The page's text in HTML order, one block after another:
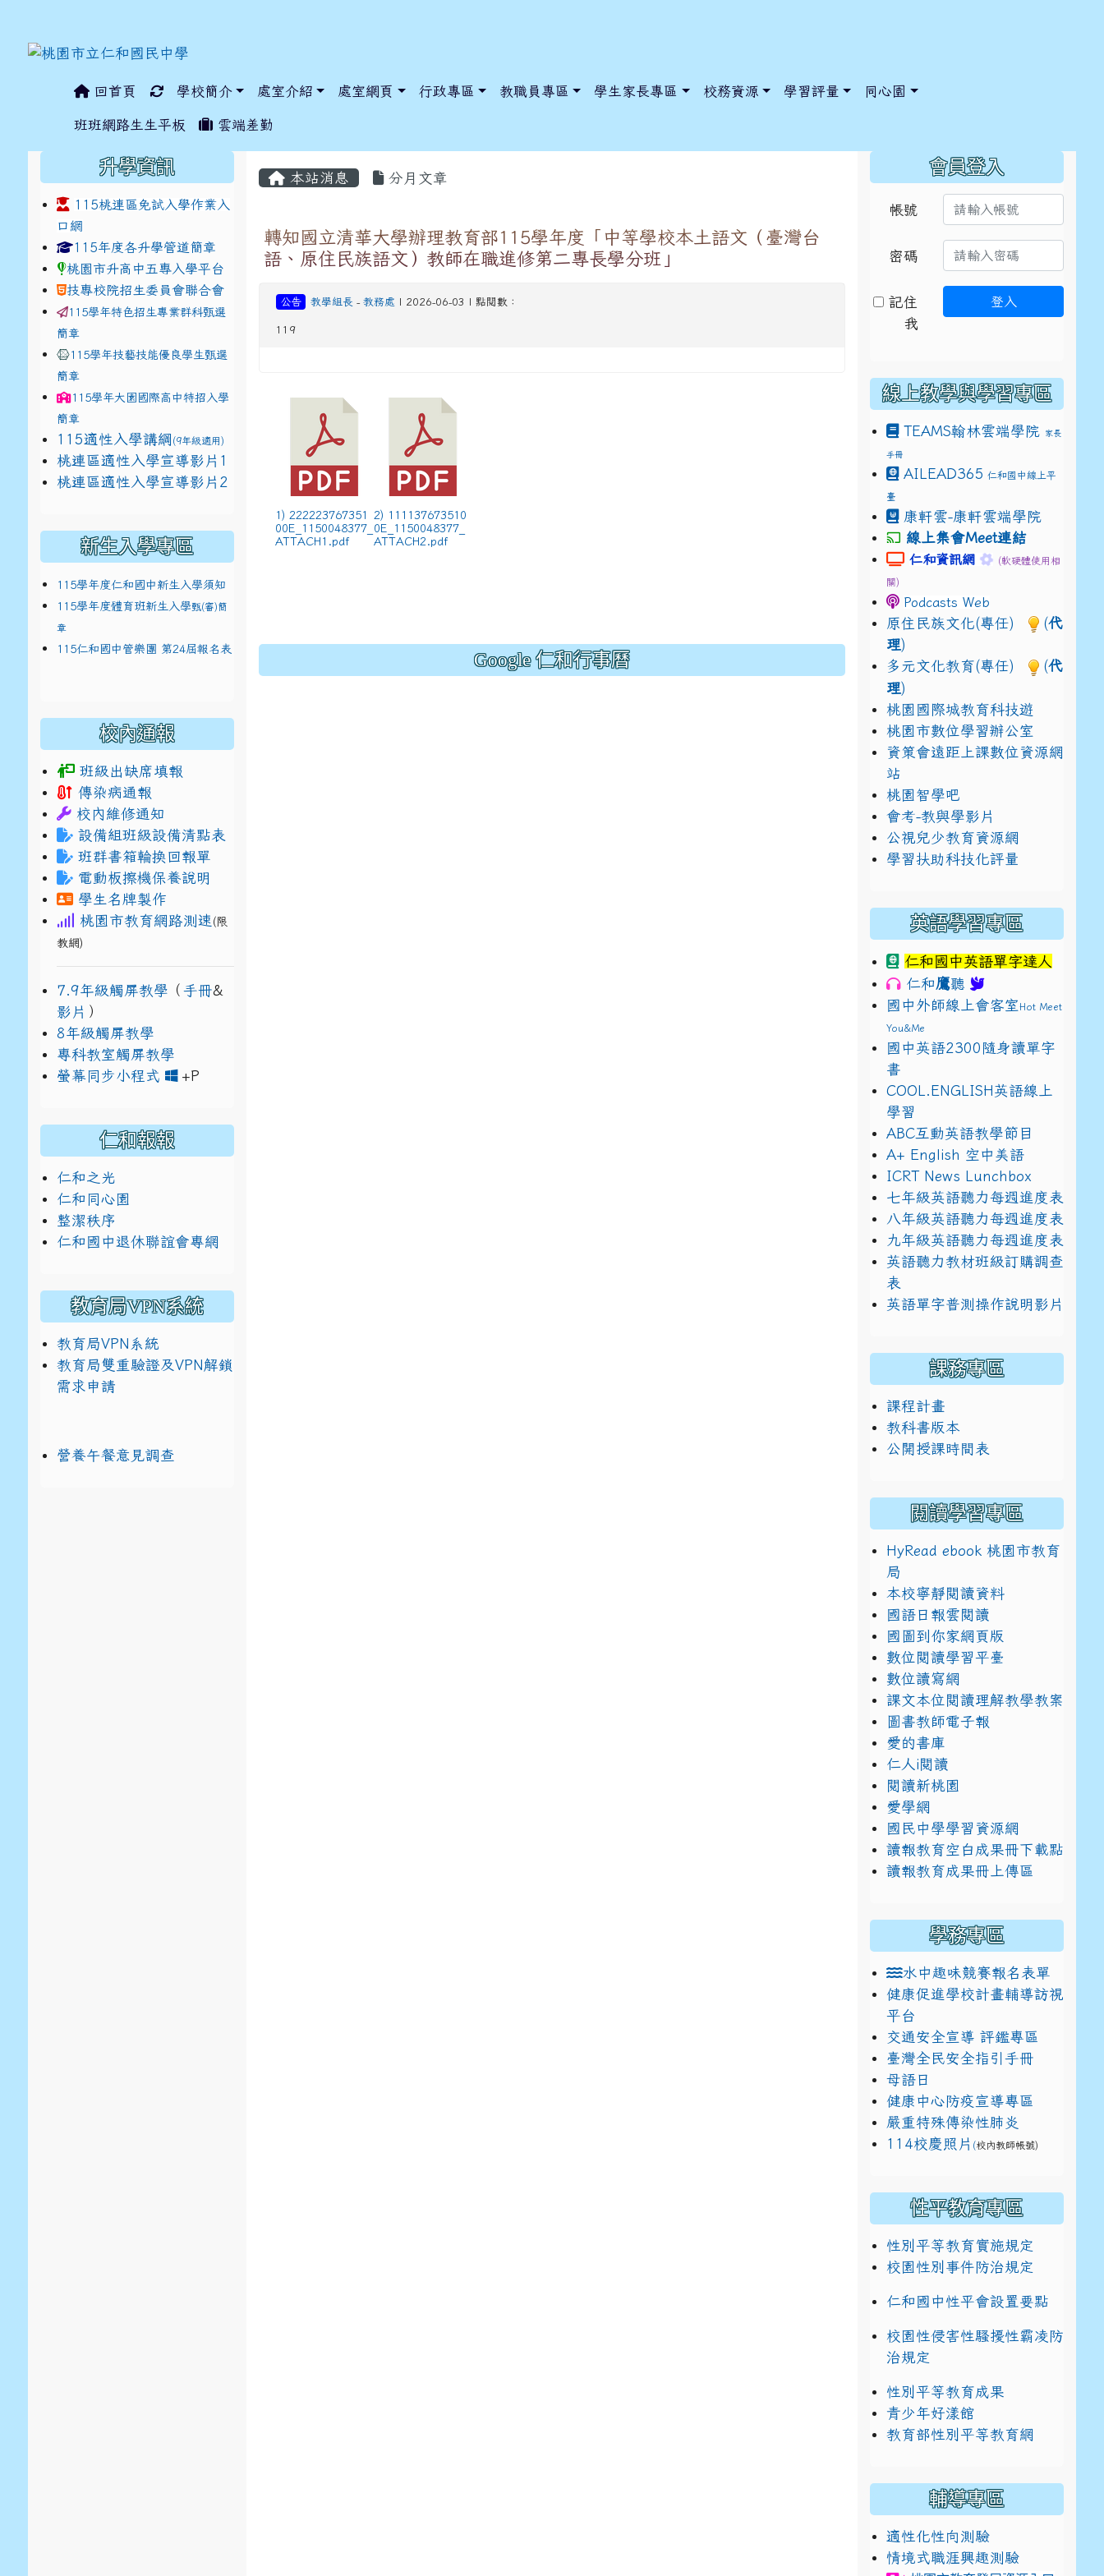
回首頁 學校簡介 處室介紹 處室網頁 行政專區 教職員專區 學生家長專區 校務資源 學習評量 同心園
班班網路生生平板 雲端差勤
本站消息 分月文章
轉知國立清華大學辦理教育部115學年度「中等學校本土語文（臺灣台
語、原住民族語文）教師在職進修第二專長學分班」
公告 教學組長 -教務處 | 2026-06-03 | 點閱數：
119
1) 222223767351
00E_1150048377_
ATTACH1.pdf
2) 111137673510
0E_1150048377_
ATTACH2.pdf
Google 仁和行事曆
升學資訊
115桃連區免試入學作業入
口網
link to https://www.jhjhs.tyc.edu.tw/modules/tadnews/index.php?nsn=5425
115年度各升學管道簡章link to http://tyc.entry.edu.tw/NoExamImitate_TL/NoExamImitateHome/Page/Public/ChooseSys?s=05 style=font-size: 1rem; background-
link to http://tyc.entry.edu.tw/NoExamImitate_TL/NoExamImitateHome/Page/Public/ChooseSys?s=05 style=font-size: 1rem; background-
桃園市升高中五專入學平台
技專校院招生委員會聯合會
115學年特色招生專業群科甄選
簡章
115學年技藝技能優良學生甄選
簡章
115學年大園國際高中特招入學
簡章
115適性入學講綱 (9年級適用)
link to https://docs.google.com/presentation/d/1x3bih9gNpRNolaz0znBOn--g7OisECve/
桃連區適性入學宣導影片1
link to https://docs.google.com/presentation/d/1x3bih9gNpRNolaz0znBOn--g7OisECve/
桃連區適性入學宣導影片2 114適性入學講綱(1111ㄅㄅ link to https://docs.go114適性入學講綱 ogle.com/presentation/d/
新生入學專區
115學年度仁和國中新生入學須知
115學年度體育班新生入學甄(審)簡
章
115仁和國中管樂團 第24屆報名表
校內通報
班級出缺席填報
傳染病通報
校內維修通知
設備組班級設備清點表
班群書箱輪換回報單
電動板擦機保養說明
學生名牌製作
桃園市教育網路測速 (限
教網)
7.9年級觸屏教學 （ 手冊&
影片 ）
8年級觸屏教學
專科教室觸屏教學
螢幕同步小程式
+Plink to https://www.jhjhs.tyc.edu.tw/uploads/tad_blocks/file/
link to https://drive.google.com/file/d/1DRAbt49kEePJ5_zYCA1AuLinl3dysZ_8/view?usp=sharing
仁和報報
仁和之光
仁和同心園
整潔秩序
仁和國中退休聯誼會專網
教育局VPN系統
教育局VPN系統
教育局雙重驗證及VPN解鎖
需求申請
營養午餐意見調查
會員登入
帳號
密碼
記住
我
登入
線上教學與學習專區
TEAMS翰林雲端學院 家長
手冊
AILEAD365 仁和國中線上平
臺
康軒雲-康軒雲端學院
線上集會Meet連結
link to https://
仁和資訊網 link to https://
(軟硬體使用相
關)
Podcasts Web
原住民族文化(專任) (代
理)
多元文化教育(專任)
(代
理)
桃園國際城教育科技遊
桃園市數位學習辦公室
資策會遠距上課數位資源網
站
桃園智學吧
會考-教與學影片
公視兒少教育資源網
學習扶助科技化評量
英語學習專區
仁和國中英語單字達人
仁和鷹聽
國中外師線上會客室Hot Meet
You&Me
國中英語2300隨身讀單字
書
COOL.ENGLISH英語線上
學習
ABC互動英語教學節目
A+ English 空中美語
ICRT News Lunchbox
七年級英語聽力每週進度表
八年級英語聽力每週進度表
九年級英語聽力每週進度表
英語聽力教材班級訂購調查
表
英語單字普測操作說明影片
課務專區
課程計畫
教科書版本
公開授課時間表
閱讀學習專區
HyRead ebook 桃園市教育
局
本校寧靜閱讀資料
國語日報雲閱讀
國圖到你家網頁版
數位閱讀學習平臺
數位讀寫網
課文本位閱讀理解教學教案
圖書教師電子報
愛的書庫
仁人i閱讀
閱讀新桃園
愛學網
國民中學學習資源網
讀報教育空白成果冊下載點
讀報教育成果冊上傳區
學務專區
水中趣味競賽報名表單
健康促進學校計畫輔導訪視
平台
交通安全宣導 評鑑專區
臺灣全民安全指引手冊
母語日
健康中心防疫宣導專區
嚴重特殊傳染性肺炎
114校慶照片 (校內教師帳號)
性平教育專區
性別平等教育實施規定
校園性別事件防治規定
仁和國中性平會設置要點
校園性侵害性騷擾性霸凌防
治規定
性別平等教育成果
青少年好漾館
教育部性別平等教育網
輔導專區
適性化性向測驗
情境式職涯興趣測驗